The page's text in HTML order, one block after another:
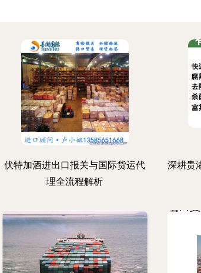
伏特加酒进出口报关与国际货运代
理全流程解析
深耕贵